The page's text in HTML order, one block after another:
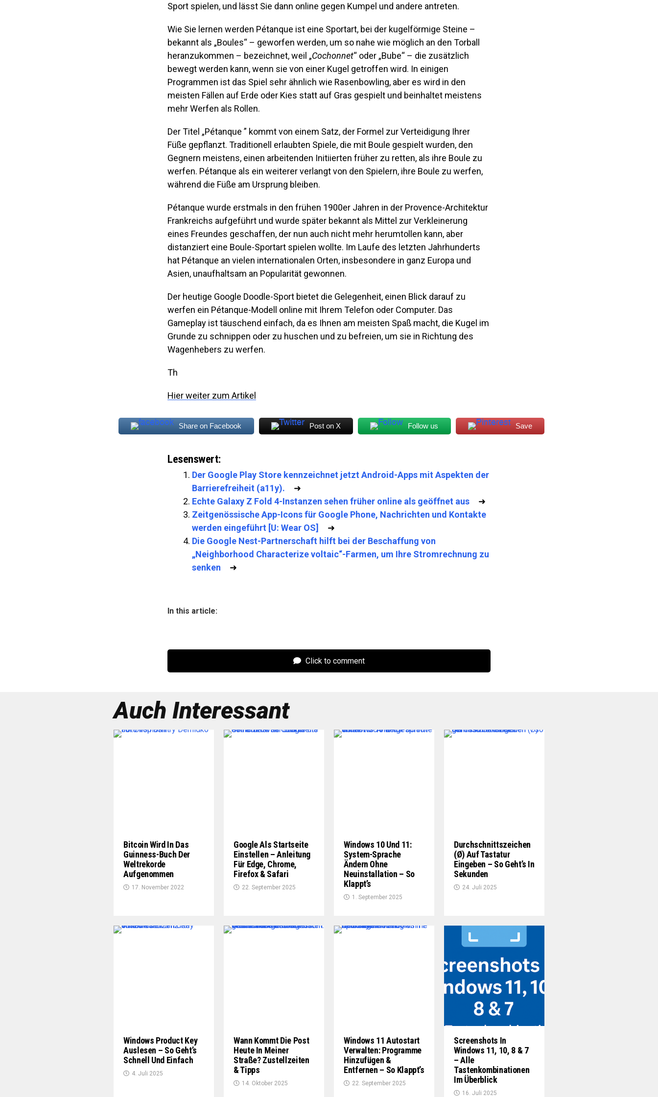
Sport spielen, und lässt Sie dann online gegen Kumpel und andere antreten.
Wie Sie lernen werden Pétanque ist eine Sportart, bei der kugelförmige Steine ​​–
bekannt als „Boules“ – geworfen werden, um so nahe wie möglich an den Torball
heranzukommen – bezeichnet, weil „Cochonnet“ oder „Bube“ – die zusätzlich
bewegt werden kann, wenn sie von einer Kugel getroffen wird. In einigen
Programmen ist das Spiel sehr ähnlich wie Rasenbowling, aber es wird in den
meisten Fällen auf Erde oder Kies statt auf Gras gespielt und beinhaltet meistens
mehr Werfen als Rollen.
Der Titel „Pétanque ” kommt von einem Satz, der Formel zur Verteidigung Ihrer
Füße gepflanzt. Traditionell erlaubten Spiele, die mit Boule gespielt wurden, den
Gegnern meistens, einen arbeitenden Initiierten früher zu retten, als ihre Boule zu
werfen. Pétanque als ein weiterer verlangt von den Spielern, ihre Boule zu werfen,
während die Füße am Ursprung bleiben.
Pétanque wurde erstmals in den frühen 1900er Jahren in der Provence-Architektur
Frankreichs aufgeführt und wurde später bekannt als Mittel zur Verkleinerung
eines Freundes geschaffen, der nun auch nicht mehr herumtollen kann, aber
distanziert eine Boule-Sportart spielen wollte. Im Laufe des letzten Jahrhunderts
hat Pétanque an vielen internationalen Orten, insbesondere in ganz Europa und
Asien, unaufhaltsam an Popularität gewonnen.
Der heutige Google Doodle-Sport bietet die Gelegenheit, einen Blick darauf zu
werfen ein Pétanque-Modell online mit Ihrem Telefon oder Computer. Das
Gameplay ist täuschend einfach, da es Ihnen am meisten Spaß macht, die Kugel im
Grunde zu schnippen oder zu huschen und zu befreien, um sie in Richtung des
Wagenhebers zu werfen.
Th
Hier weiter zum Artikel
Share on Facebook Post on X Follow us Save
Lesenswert:
Der Google Play Store kennzeichnet jetzt Android-Apps mit Aspekten der
Barrierefreiheit (a11y). ➜
Echte Galaxy Z Fold 4-Instanzen sehen früher online als geöffnet aus ➜
Zeitgenössische App-Icons für Google Phone, Nachrichten und Kontakte
werden eingeführt [U: Wear OS]
➜
Die Google Nest-Partnerschaft hilft bei der Beschaffung von
„Neighborhood Characterize voltaic“-Farmen, um Ihre Stromrechnung zu
senken ➜
In this article:
Click to comment
Auch Interessant
Bitcoin Wird In Das
Guinness-Buch Der
Weltrekorde
Aufgenommen
17. November 2022
Google Als Startseite
Einstellen – Anleitung
Für Edge, Chrome,
Firefox & Safari
22. September 2025
Windows 10 Und 11:
System-Sprache
Ändern Ohne
Neuinstallation – So
Klappt’s
1. September 2025
Durchschnittszeichen
(Ø) Auf Tastatur
Eingeben – So Geht’s In
Sekunden
24. Juli 2025
Windows Product Key
Auslesen – So Geht’s
Schnell Und Einfach
4. Juli 2025
Wann Kommt Die Post
Heute In Meiner
Straße? Zustellzeiten
& Tipps
14. Oktober 2025
Windows 11 Autostart
Verwalten: Programme
Hinzufügen &
Entfernen – So Klappt’s
22. September 2025
Screenshots In
Windows 11, 10, 8 & 7
– Alle
Tastenkombinationen
Im Überblick
16. Juli 2025